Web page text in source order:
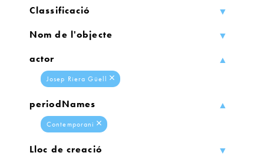
Classificació
Nom de l'objecte
actor
Josep Riera Güell
periodNames
Contemporani
Lloc de creació